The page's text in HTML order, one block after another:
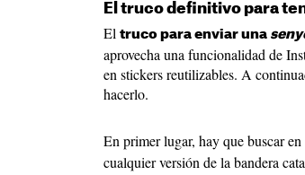
El truco definitivo para
El truco para enviar una
aprovecha una funcionalidad de
en stickers reutilizables. A
hacerlo.
En primer lugar, hay que buscar
cualquier versión de la bandera